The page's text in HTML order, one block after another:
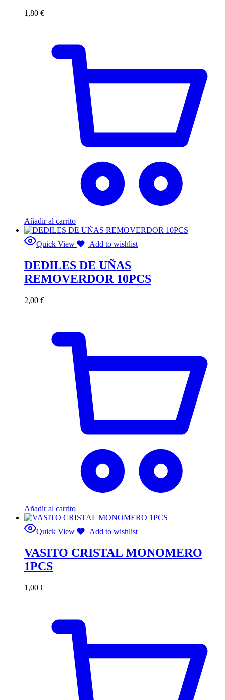
1,80 €
Añadir al carrito
Quick View Add to wishlist
DEDILES DE UÑAS
REMOVERDOR 10PCS
2,00 €
Añadir al carrito
Quick View Add to wishlist
VASITO CRISTAL MONOMERO
1PCS
1,00 €